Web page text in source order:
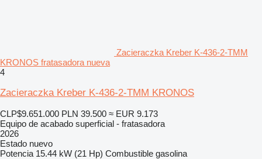
Zacieraczka Kreber K-436-2-TMM
KRONOS fratasadora nueva
4
Zacieraczka Kreber K-436-2-TMM KRONOS
CLP$9.651.000 PLN 39.500 ≈ EUR 9.173
Equipo de acabado superficial - fratasadora
2026
Estado nuevo
Potencia 15.44 kW (21 Hp) Combustible gasolina